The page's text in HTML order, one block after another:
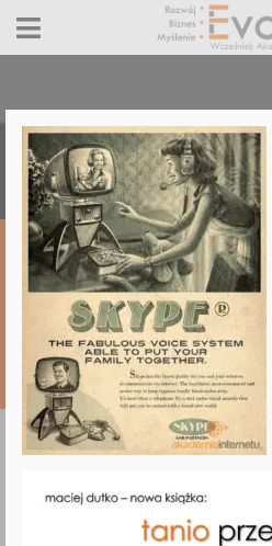
zgorecki-
23 lutego 2015 Dodaj komentarz
KOMENTARZ